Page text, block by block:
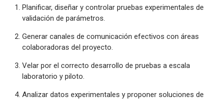
Planificar, diseñar y controlar pruebas experimentales de
validación de parámetros.
Generar canales de comunicación efectivos con áreas
colaboradoras del proyecto.
Velar por el correcto desarrollo de pruebas a escala
laboratorio y piloto.
Analizar datos experimentales y proponer soluciones de